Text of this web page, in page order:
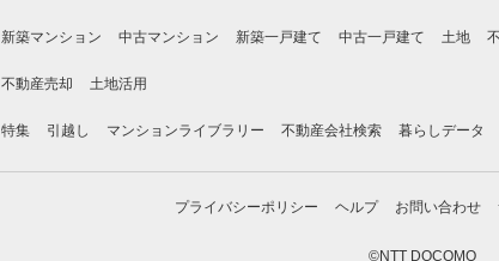
新築マンション 中古マンション 新築一戸建て 中古一戸建て 土地
不動産売却 土地活用
特集 引越し マンションライブラリー 不動産会社検索 暮らしデータ
プライバシーポリシー ヘルプ お問い合わせ
©NTT DOCOMO